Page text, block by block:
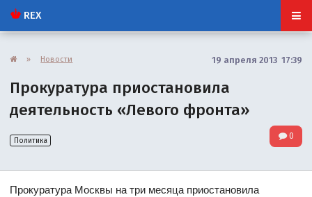
REX
» Новости 19 апреля 2013 17:39
Прокуратура приостановила
деятельность «Левого фронта»
Политика 0
Прокуратура Москвы на три месяца приостановила